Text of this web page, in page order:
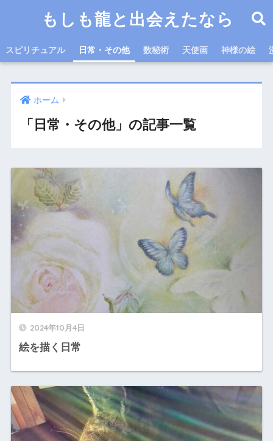
もしも龍と出会えたなら
スピリチュアル 日常・その他 数秘術 天使画 神様の絵
ホーム
「日常・その他」の記事一覧
2024年10月4日
絵を描く日常